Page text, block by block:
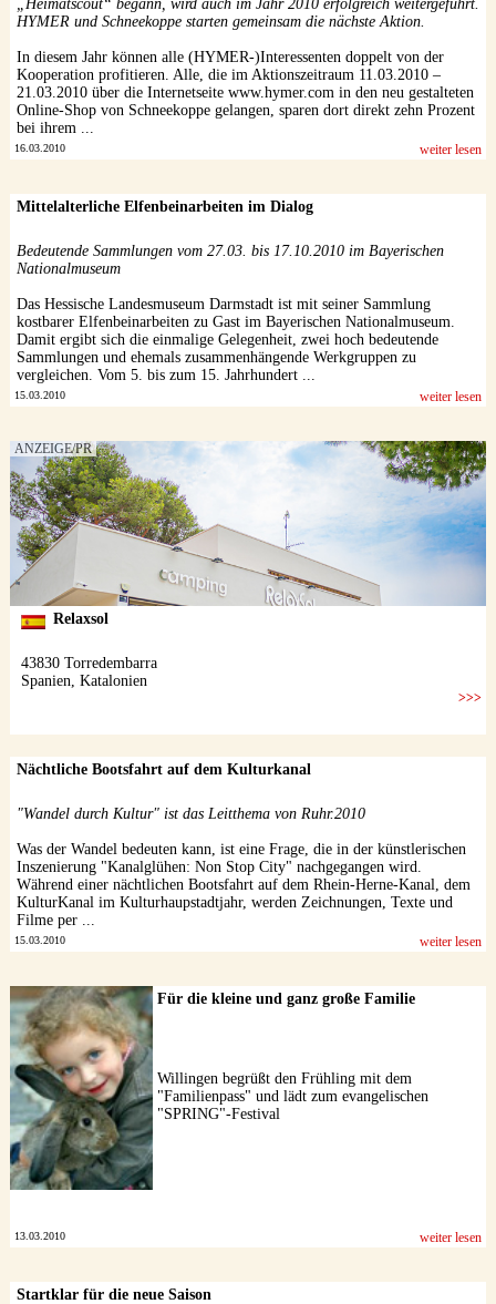
„Heimatscout“ begann, wird auch im Jahr 2010 erfolgreich weitergeführt.
HYMER und Schneekoppe starten gemeinsam die nächste Aktion.
In diesem Jahr können alle (HYMER-)Interessenten doppelt von der
Kooperation profitieren. Alle, die im Aktionszeitraum 11.03.2010 –
21.03.2010 über die Internetseite www.hymer.com in den neu gestalteten
Online-Shop von Schneekoppe gelangen, sparen dort direkt zehn Prozent
bei ihrem ...
16.03.2010 weiter lesen
Mittelalterliche Elfenbeinarbeiten im Dialog
Bedeutende Sammlungen vom 27.03. bis 17.10.2010 im Bayerischen
Nationalmuseum
Das Hessische Landesmuseum Darmstadt ist mit seiner Sammlung
kostbarer Elfenbeinarbeiten zu Gast im Bayerischen Nationalmuseum.
Damit ergibt sich die einmalige Gelegenheit, zwei hoch bedeutende
Sammlungen und ehemals zusammenhängende Werkgruppen zu
vergleichen. Vom 5. bis zum 15. Jahrhundert ...
15.03.2010 weiter lesen
Nächtliche Bootsfahrt auf dem Kulturkanal
"Wandel durch Kultur" ist das Leitthema von Ruhr.2010
Was der Wandel bedeuten kann, ist eine Frage, die in der künstlerischen
Inszenierung "Kanalglühen: Non Stop City" nachgegangen wird.
Während einer nächtlichen Bootsfahrt auf dem Rhein-Herne-Kanal, dem
KulturKanal im Kulturhaupstadtjahr, werden Zeichnungen, Texte und
Filme per ...
15.03.2010 weiter lesen
Für die kleine und ganz große Familie
Willingen begrüßt den Frühling mit dem
"Familienpass" und lädt zum evangelischen
"SPRING"-Festival
13.03.2010 weiter lesen
Startklar für die neue Saison